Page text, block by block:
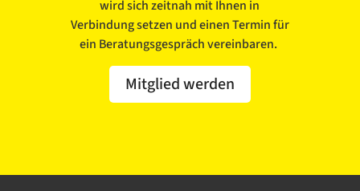
wird sich zeitnah mit Ihnen in
Verbindung setzen und einen Termin für
ein Beratungsgespräch vereinbaren.
Mitglied werden